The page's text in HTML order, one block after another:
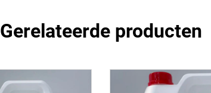
Gerelateerde producten